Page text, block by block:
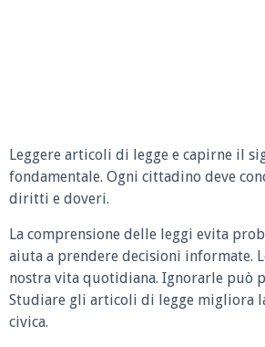
Leggere articoli di legge e capirne il
fondamentale. Ogni cittadino deve
diritti e doveri.
La comprensione delle leggi evita
aiuta a prendere decisioni informate.
nostra vita quotidiana. Ignorarle può
Studiare gli articoli di legge migliora
civica.